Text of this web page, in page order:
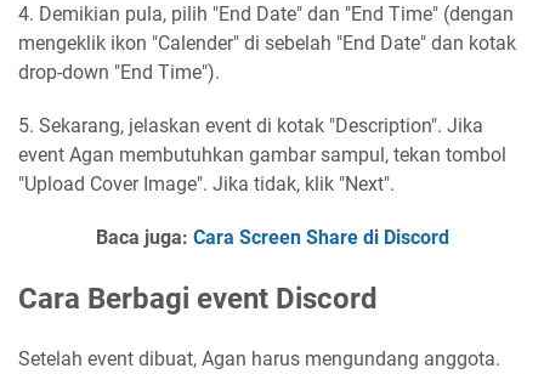
4. Demikian pula, pilih "End Date" dan "End Time" (dengan
mengeklik ikon "Calender" di sebelah "End Date" dan kotak
drop-down "End Time").
5. Sekarang, jelaskan event di kotak "Description". Jika
event Agan membutuhkan gambar sampul, tekan tombol
"Upload Cover Image". Jika tidak, klik "Next".
Baca juga: Cara Screen Share di Discord
Cara Berbagi event Discord
Setelah event dibuat, Agan harus mengundang anggota.